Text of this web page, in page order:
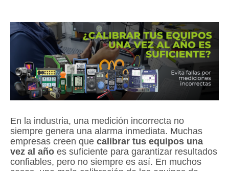
En la industria, una medición incorrecta no
siempre genera una alarma inmediata. Muchas
empresas creen que calibrar tus equipos una
vez al año es suficiente para garantizar resultados
confiables, pero no siempre es así. En muchos